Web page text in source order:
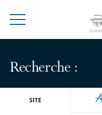
Menu
Recherche :
SITE